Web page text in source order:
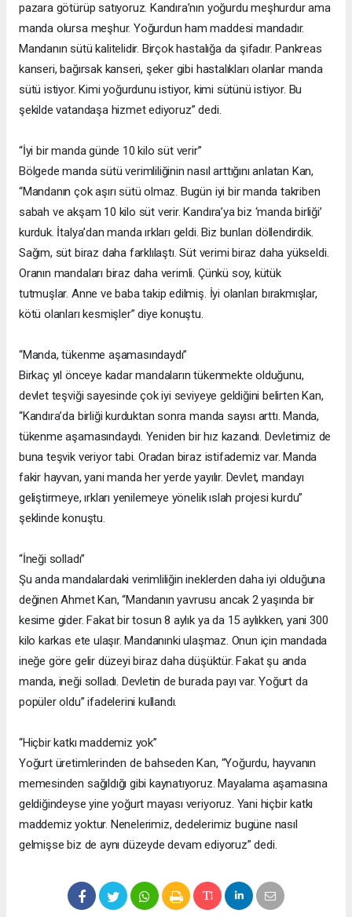
pazara götürüp satıyoruz. Kandıra’nın yoğurdu meşhurdur ama
manda olursa meşhur. Yoğurdun ham maddesi mandadır.
Mandanın sütü kalitelidir. Birçok hastalığa da şifadır. Pankreas
kanseri, bağırsak kanseri, şeker gibi hastalıkları olanlar manda
sütü istiyor. Kimi yoğurdunu istiyor, kimi sütünü istiyor. Bu
şekilde vatandaşa hizmet ediyoruz” dedi.
“İyi bir manda günde 10 kilo süt verir”
Bölgede manda sütü verimliliğinin nasıl arttığını anlatan Kan,
“Mandanın çok aşırı sütü olmaz. Bugün iyi bir manda takriben
sabah ve akşam 10 kilo süt verir. Kandıra’ya biz ‘manda birliği’
kurduk. İtalya’dan manda ırkları geldi. Biz bunları döllendirdik.
Sağım, süt biraz daha farklılaştı. Süt verimi biraz daha yükseldi.
Oranın mandaları biraz daha verimli. Çünkü soy, kütük
tutmuşlar. Anne ve baba takip edilmiş. İyi olanları bırakmışlar,
kötü olanları kesmişler” diye konuştu.
“Manda, tükenme aşamasındaydı”
Birkaç yıl önceye kadar mandaların tükenmekte olduğunu,
devlet teşviği sayesinde çok iyi seviyeye geldiğini belirten Kan,
“Kandıra’da birliği kurduktan sonra manda sayısı arttı. Manda,
tükenme aşamasındaydı. Yeniden bir hız kazandı. Devletimiz de
buna teşvik veriyor tabi. Oradan biraz istifademiz var. Manda
fakir hayvan, yani manda her yerde yayılır. Devlet, mandayı
geliştirmeye, ırkları yenilemeye yönelik ıslah projesi kurdu”
şeklinde konuştu.
“İneği solladı”
Şu anda mandalardaki verimliliğin ineklerden daha iyi olduğuna
değinen Ahmet Kan, “Mandanın yavrusu ancak 2 yaşında bir
kesime gider. Fakat bir tosun 8 aylık ya da 15 aylıkken, yani 300
kilo karkas ete ulaşır. Mandanınki ulaşmaz. Onun için mandada
ineğe göre gelir düzeyi biraz daha düşüktür. Fakat şu anda
manda, ineği solladı. Devletin de burada payı var. Yoğurt da
popüler oldu” ifadelerini kullandı.
“Hiçbir katkı maddemiz yok”
Yoğurt üretimlerinden de bahseden Kan, “Yoğurdu, hayvanın
memesinden sağıldığı gibi kaynatıyoruz. Mayalama aşamasına
geldiğindeyse yine yoğurt mayası veriyoruz. Yani hiçbir katkı
maddemiz yoktur. Nenelerimiz, dedelerimiz bugüne nasıl
gelmişse biz de aynı düzeyde devam ediyoruz” dedi.